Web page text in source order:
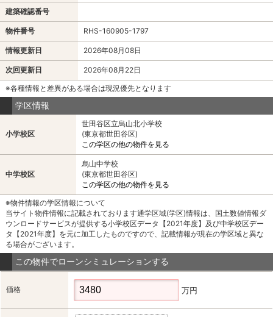
建築確認番号
物件番号 RHS-160905-1797
情報更新日 2026年08月08日
次回更新日
2026年08月22日
※各種情報と差異がある場合は現況優先となります
学区情報
小学校区
世田谷区立烏山北小学校
(東京都世田谷区)
この学区の他の物件を見る
中学校区
烏山中学校
(東京都世田谷区)
この学区の他の物件を見る
※物件情報の学区情報について
当サイト物件情報に記載されております通学区域(学区)情報は、国土数値情報ダ
ウンロードサービスが提供する小学校区データ【2021年度】及び中学校区デー
タ【2021年度】を元に加工したものですので、記載情報が現在の学区域と異な
る場合がございます。
この物件でローンシミュレーションする
価格 万円